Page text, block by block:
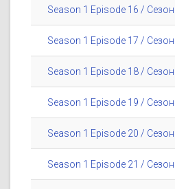
Season 1 Episode 16 /
Season 1 Episode 17 /
Season 1 Episode 18 /
Season 1 Episode 19 /
Season 1 Episode 20 /
Season 1 Episode 21 / Сезон